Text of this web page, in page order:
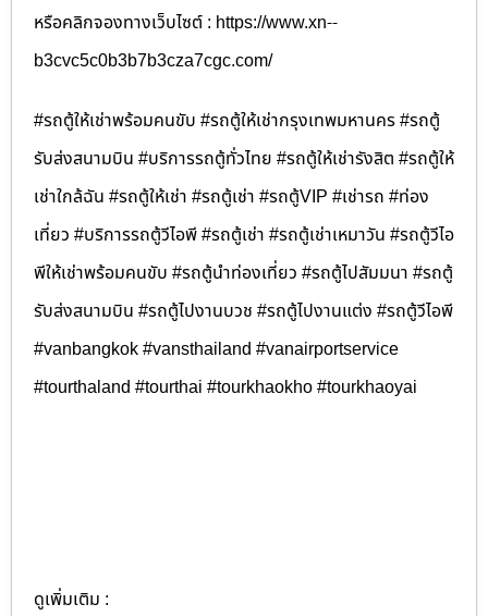
หรือคลิกจองทางเว็บไซต์ : https://www.xn--
b3cvc5c0b3b7b3cza7cgc.com/
#รถตู้ให้เช่าพร้อมคนขับ #รถตู้ให้เช่ากรุงเทพมหานคร #รถตู้
รับส่งสนามบิน #บริการรถตู้ทั่วไทย #รถตู้ให้เช่ารังสิต #รถตู้ให้
เช่าใกล้ฉัน #รถตู้ให้เช่า #รถตู้เช่า #รถตู้VIP #เช่ารถ #ท่อง
เที่ยว #บริการรถตู้วีไอพี #รถตู้เช่า #รถตู้เช่าเหมาวัน #รถตู้วีไอ
พีให้เช่าพร้อมคนขับ #รถตู้นำท่องเที่ยว #รถตู้ไปสัมมนา #รถตู้
รับส่งสนามบิน #รถตู้ไปงานบวช #รถตู้ไปงานแต่ง #รถตู้วีไอพี
#vanbangkok #vansthailand #vanairportservice
#tourthaland #tourthai #tourkhaokho #tourkhaoyai
ดูเพิ่มเติม :